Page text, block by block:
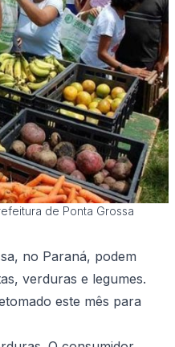
de Ponta Grossa
no Paraná, podem
verduras e legumes.
este mês para